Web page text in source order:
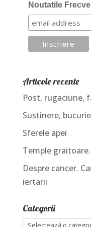
Noutatile
Articole recente
Post, rugaciune,
Sustinere,
Sferele apei
Temple
Despre cancer.
iertarii
Categorii
Categorii